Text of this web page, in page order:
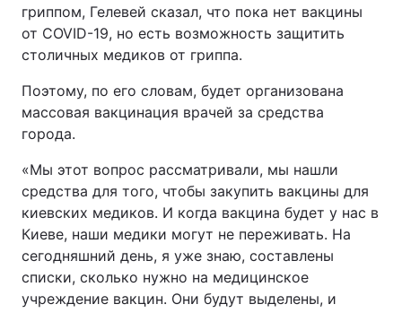
гриппом, Гелевей сказал, что пока нет вакцины
от COVID-19, но есть возможность защитить
столичных медиков от гриппа.
Поэтому, по его словам, будет организована
массовая вакцинация врачей за средства
города.
«Мы этот вопрос рассматривали, мы нашли
средства для того, чтобы закупить вакцины для
киевских медиков. И когда вакцина будет у нас в
Киеве, наши медики могут не переживать. На
сегодняшний день, я уже знаю, составлены
списки, сколько нужно на медицинское
учреждение вакцин. Они будут выделены, и